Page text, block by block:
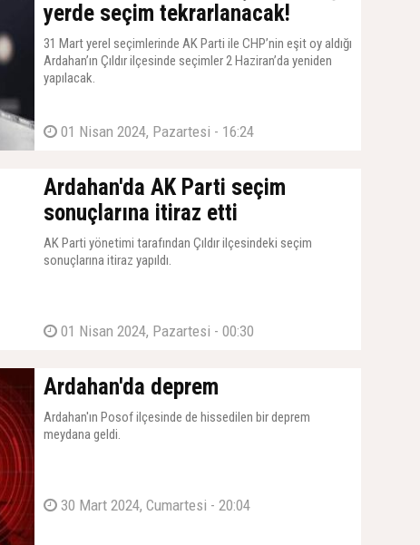
yerde seçim tekrarlanacak!
31 Mart yerel seçimlerinde AK Parti ile CHP’nin eşit oy aldığı
Ardahan’ın Çıldır ilçesinde seçimler 2 Haziran’da yeniden
yapılacak.
01 Nisan 2024, Pazartesi - 16:24
Ardahan'da AK Parti seçim
sonuçlarına itiraz etti
AK Parti yönetimi tarafından Çıldır ilçesindeki seçim
sonuçlarına itiraz yapıldı.
01 Nisan 2024, Pazartesi - 00:30
Ardahan'da deprem
Ardahan'ın Posof ilçesinde de hissedilen bir deprem
meydana geldi.
30 Mart 2024, Cumartesi - 20:04